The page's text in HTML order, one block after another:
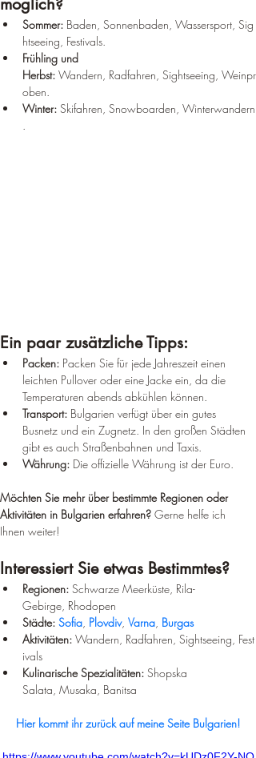
Sommer: Baden, Sonnenbaden, Wassersport, Sig
htseeing, Festivals.
Frühling und
Herbst: Wandern, Radfahren, Sightseeing, Weinpr
oben.
Winter: Skifahren, Snowboarden, Winterwandern
.
Ein paar zusätzliche Tipps:
Packen: Packen Sie für jede Jahreszeit einen
leichten Pullover oder eine Jacke ein, da die
Temperaturen abends abkühlen können.
Transport: Bulgarien verfügt über ein gutes
Busnetz und ein Zugnetz. In den großen Städten
gibt es auch Straßenbahnen und Taxis.
Währung: Die offizielle Währung ist der Euro.
Möchten Sie mehr über bestimmte Regionen oder
Aktivitäten in Bulgarien erfahren? Gerne helfe ich
Ihnen weiter!
Interessiert Sie etwas Bestimmtes?
Regionen: Schwarze Meerküste, Rila-
Gebirge, Rhodopen
Städte: Sofia, Plovdiv, Varna, Burgas
Aktivitäten: Wandern, Radfahren, Sightseeing, Fest
ivals
Kulinarische Spezialitäten: Shopska
Salata, Musaka, Banitsa
Hier kommt ihr zurück auf meine Seite Bulgarien!